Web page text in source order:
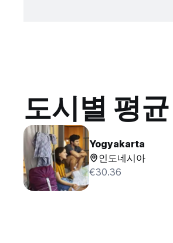
도시별 평
Yogyakarta
인도네시아
€30.36